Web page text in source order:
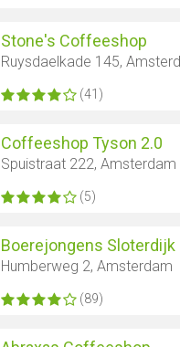
Stone's Coffeeshop
Ruysdaelkade 145,
(41)
Coffeeshop Tyson 2.0
Spuistraat 222, Amsterdam
(5)
Boerejongens Sloterdijk
Humberweg 2, Amsterdam
(89)